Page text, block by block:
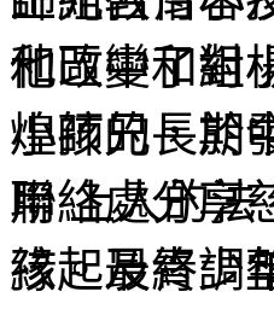
他改變了對
小孩的長期
用 上人的
孩。最終調